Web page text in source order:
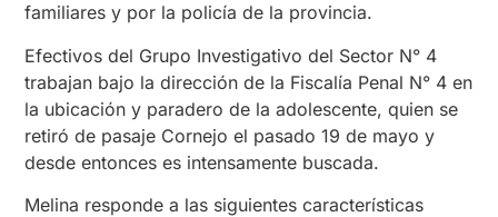
familiares y por la policía de la provincia.
Efectivos del Grupo Investigativo del Sector N° 4
trabajan bajo la dirección de la Fiscalía Penal N° 4 en
la ubicación y paradero de la adolescente, quien se
retiró de pasaje Cornejo el pasado 19 de mayo y
desde entonces es intensamente buscada.
Melina responde a las siguientes características